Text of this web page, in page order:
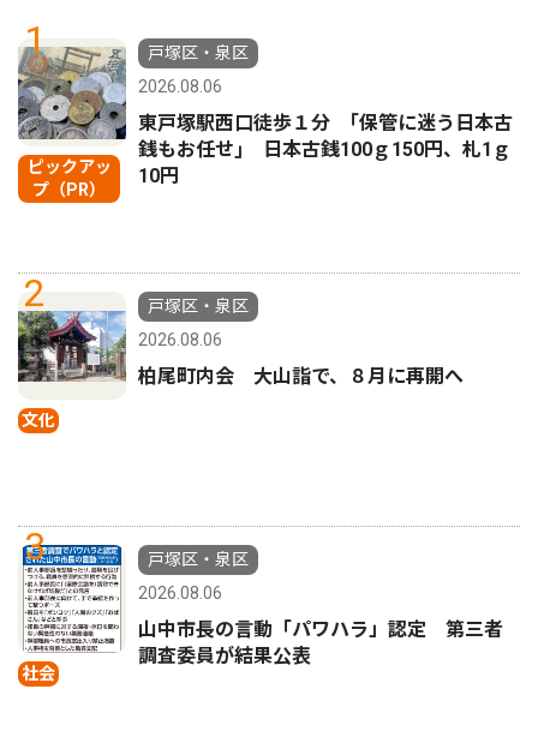
1
ピックアッ
プ（PR）
戸塚区・泉区
2026.08.06
東戸塚駅西口徒歩１分 ｢保管に迷う日本古
銭もお任せ｣ 日本古銭100ｇ150円、札1ｇ
10円
2
文化
戸塚区・泉区
2026.08.06
柏尾町内会 大山詣で、８月に再開へ
3
社会
戸塚区・泉区
2026.08.06
山中市長の言動「パワハラ」認定 第三者
調査委員が結果公表